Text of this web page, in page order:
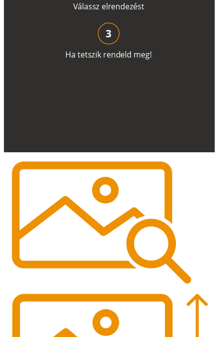
Válassz elrendezést
Ha tetszik rendeld meg!
3